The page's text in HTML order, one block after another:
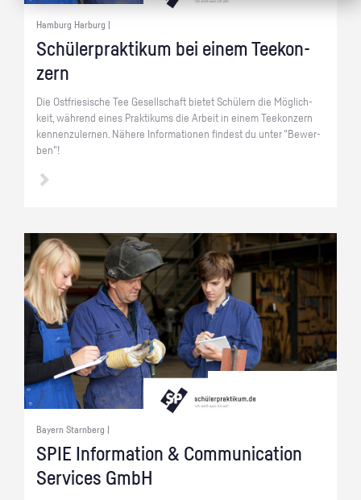
Hamburg Harburg |
Schü­ler­prak­ti­kum bei einem Tee­kon­
zern
Die Ost­frie­si­sche Tee Ge­sell­schaft bie­tet Schü­lern die Mög­lich­
keit, wäh­rend eines Prak­ti­kums die Ar­beit in einem Tee­kon­zern
ken­nen­zu­ler­nen. Nä­he­re In­for­ma­tio­nen fin­dest du unter "Be­wer­
ben"!
Bayern Starnberg |
SPIE In­for­ma­ti­on & Com­mu­ni­ca­ti­on
Ser­vices GmbH